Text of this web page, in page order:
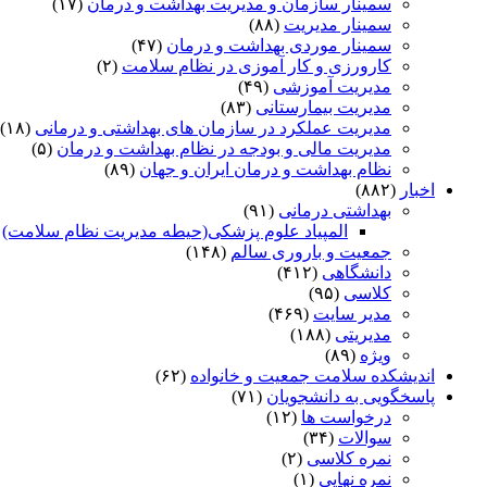
سمینار سازمان و مدیریت بهداشت و درمان (۱۷)
سمینار مدیریت (۸۸)
سمینار موردی بهداشت و درمان (۴۷)
کارورزی و کار آموزی در نظام سلامت (۲)
مدیریت آموزشی (۴۹)
مدیریت بیمارستانی (۸۳)
مدیریت عملکرد در سازمان های بهداشتی و درمانی (۱۸)
مدیریت مالی و بودجه در نظام بهداشت و درمان (۵)
نظام بهداشت و درمان ایران و جهان (۸۹)
اخبار (۸۸۲)
بهداشتی درمانی (۹۱)
المپیاد علوم پزشکی(حیطه مدیریت نظام سلامت)
جمعیت و باروری سالم (۱۴۸)
دانشگاهی (۴۱۲)
کلاسی (۹۵)
مدیر سایت (۴۶۹)
مدیریتی (۱۸۸)
ویژه (۸۹)
اندیشکده سلامت جمعیت و خانواده (۶۲)
پاسخگویی به دانشجویان (۷۱)
درخواست ها (۱۲)
سوالات (۳۴)
نمره کلاسی (۲)
نمره نهایی (۱)